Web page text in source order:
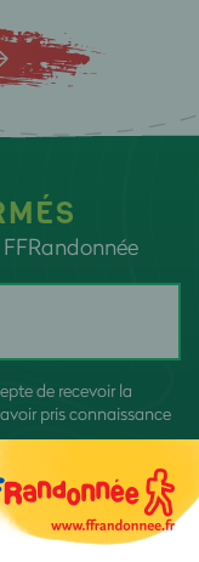
de recevoir la
pris connaissance